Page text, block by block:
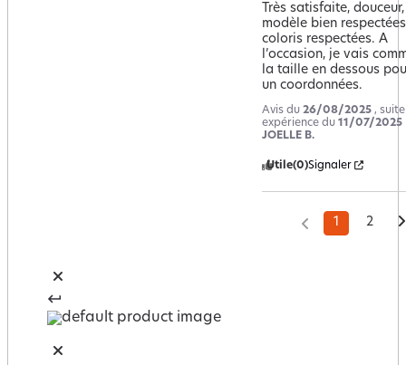
Très satisfaite, douceur,
modèle bien
coloris respectées. A
l’occasion, je vais
la taille en dessous
un coordonnées.
Avis du 26/08/2025 ,
expérience du 11/07/2025
JOELLE B.
Utile(0)Signaler
1 2